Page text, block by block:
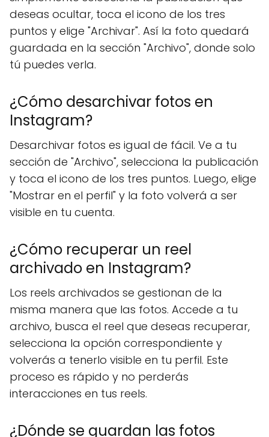
deseas ocultar, toca el icono de los tres
puntos y elige "Archivar". Así la foto quedará
guardada en la sección "Archivo", donde solo
tú puedes verla.
¿Cómo desarchivar fotos en
Instagram?
Desarchivar fotos es igual de fácil. Ve a tu
sección de "Archivo", selecciona la publicación
y toca el icono de los tres puntos. Luego, elige
"Mostrar en el perfil" y la foto volverá a ser
visible en tu cuenta.
¿Cómo recuperar un reel
archivado en Instagram?
Los reels archivados se gestionan de la
misma manera que las fotos. Accede a tu
archivo, busca el reel que deseas recuperar,
selecciona la opción correspondiente y
volverás a tenerlo visible en tu perfil. Este
proceso es rápido y no perderás
interacciones en tus reels.
¿Dónde se guardan las fotos